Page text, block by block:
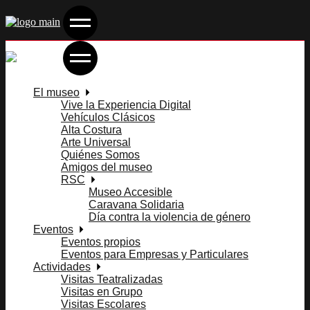
to
El museo
Vive la Experiencia Digital
Vehículos Clásicos
Alta Costura
Arte Universal
Quiénes Somos
Amigos del museo
RSC
Museo Accesible
Caravana Solidaria
Día contra la violencia de género
Eventos
Eventos propios
Eventos para Empresas y Particulares
Actividades
Visitas Teatralizadas
Visitas en Grupo
Visitas Escolares